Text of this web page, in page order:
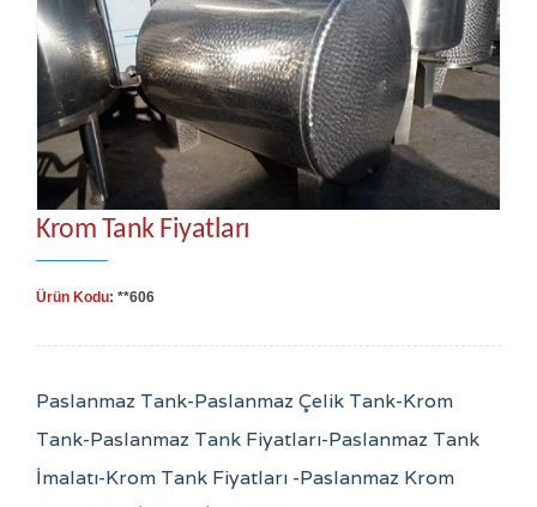
Krom Tank Fiyatları
Ürün Kodu: **606
Paslanmaz Tank-Paslanmaz Çelik Tank-Krom
Tank-Paslanmaz Tank Fiyatları-Paslanmaz Tank
İmalatı-Krom Tank Fiyatları -Paslanmaz Krom